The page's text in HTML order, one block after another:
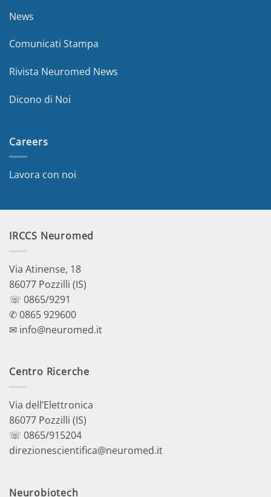
News
Comunicati Stampa
Rivista Neuromed News
Dicono di Noi
Careers
Lavora con noi
IRCCS Neuromed
Via Atinense, 18
86077 Pozzilli (IS)
☏ 0865/9291
✆ 0865 929600
✉ info@neuromed.it
Centro Ricerche
Via dell’Elettronica
86077 Pozzilli (IS)
☏ 0865/915204
direzionescientifica@neuromed.it
Neurobiotech